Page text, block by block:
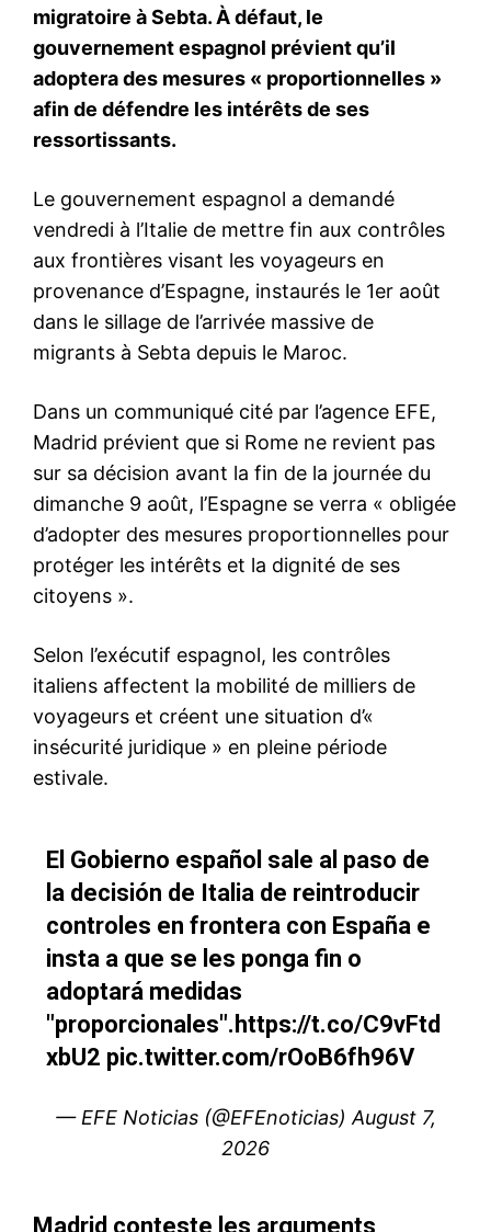
Chine-États-Unis : Une
guerre commerciale sur fond
de crise du fentanyl
5 March 2025
In "Monde"